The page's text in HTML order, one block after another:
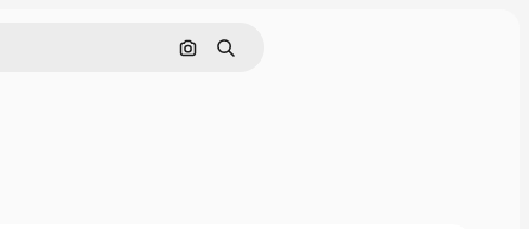
Buscar por imagen
Buscar